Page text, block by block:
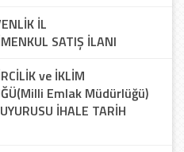
İL
SATIŞ İLANI
ve İKLİM
Emlak Müdürlüğü)
İHALE TARİH